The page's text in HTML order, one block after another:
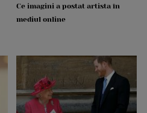
Ce imagini a postat artista în
mediul online